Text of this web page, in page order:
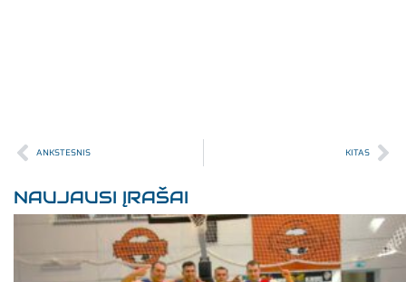
ANKSTESNIS KITAS
NAUJAUSI ĮRAŠAI